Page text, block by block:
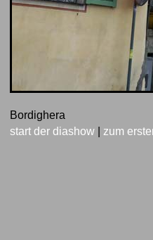
Bordighera
start der diashow
zum